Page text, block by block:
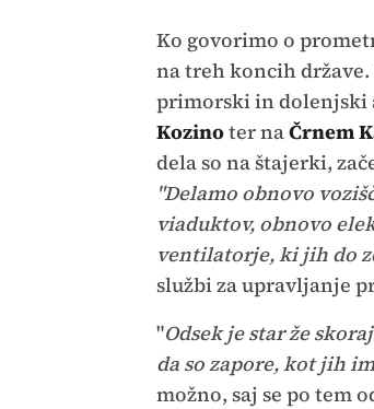
Ko govorimo o
na treh koncih
primorski in dolenjski
Kozinoter naČrnem
dela so na štajerki,
"Delamo obnovo
viaduktov, obnovo
ventilatorje, ki jih do
službi za upravljanje
"Odsek je star že
da so zapore, kot jih
možno, saj se po tem